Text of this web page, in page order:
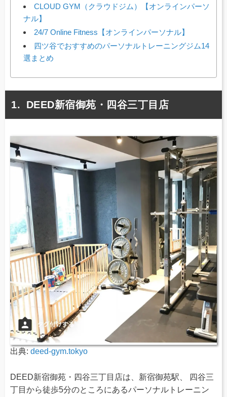
CLOUD GYM（クラウドジム）【オンラインパーソ
ナル】
24/7 Online Fitness【オンラインパーソナル】
四ツ谷でおすすめのパーソナルトレーニングジム14
選まとめ
DEED新宿御苑・四谷三丁目店
出典: deed-gym.tokyo
DEED新宿御苑・四谷三丁目店は、新宿御苑駅、 四谷三
丁目から徒歩5分のところにあるパーソナルトレーニン